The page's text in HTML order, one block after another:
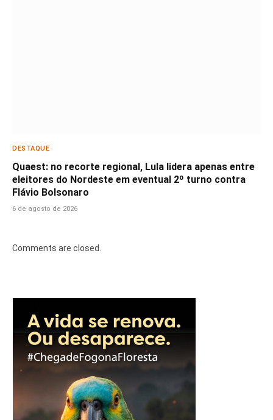
DESTAQUE
Quaest: no recorte regional, Lula lidera apenas entre
eleitores do Nordeste em eventual 2º turno contra
Flávio Bolsonaro
6 de agosto de 2026
Comments are closed.